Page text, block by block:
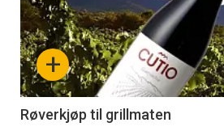
akkurat
nå
-
4
+
Røverkjøp til grillmaten